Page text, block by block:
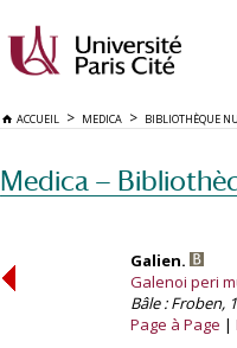
ACCUEIL MEDICA BIBLIOTHÈQUE
Medica —
Galien.
Galenoi peri
Bâle : Froben,
Page à Page